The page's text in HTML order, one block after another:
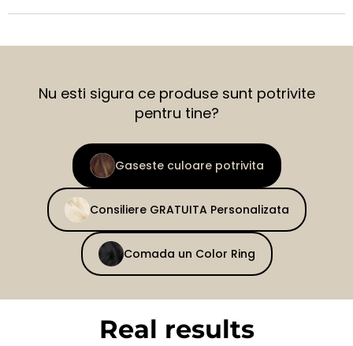
Nu esti sigura ce produse sunt potrivite
pentru tine?
Gaseste culoare potrivita
Consiliere GRATUITA Personalizata
Comada un Color Ring
Real results